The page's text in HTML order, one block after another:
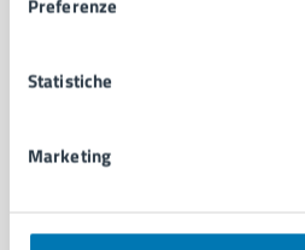
Preferenze
Statistiche
Marketing
CATEGORIE DI SERVIZIO
Anagrafe e stato civile
Autorizzazioni
Documenti e certificati